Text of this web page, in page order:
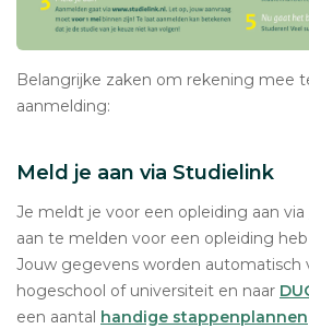
Belangrijke zaken om rekening mee
aanmelding:
Meld je aan via Studielink
Je meldt je voor een opleiding aan via
aan te melden voor een opleiding
Jouw gegevens worden automatisch
hogeschool of universiteit en naar
een aantal handige stappenplannen